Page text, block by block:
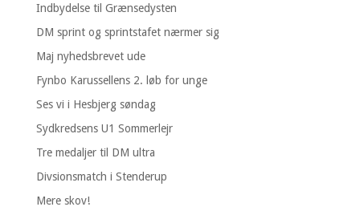
Indbydelse til Grænsedysten
DM sprint og sprintstafet nærmer sig
Maj nyhedsbrevet ude
Fynbo Karussellens 2. løb for unge
Ses vi i Hesbjerg søndag
Sydkredsens U1 Sommerlejr
Tre medaljer til DM ultra
Divsionsmatch i Stenderup
Mere skov!